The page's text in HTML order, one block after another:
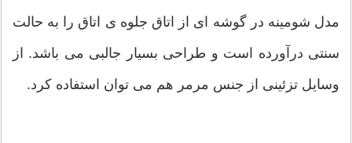
مدل شومینه در گوشه ای از اتاق جلوه ی اتاق را به حالت
سنتی درآورده است و طراحی بسیار جالبی می باشد. از
وسایل تزئینی از جنس مرمر هم می توان استفاده کرد.